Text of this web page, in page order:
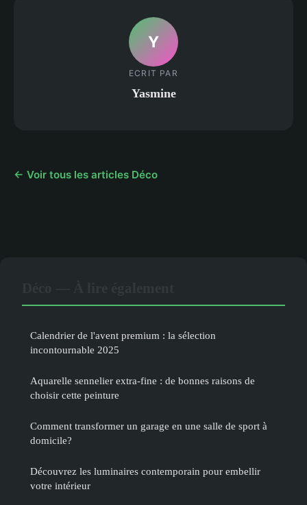
Y
ECRIT PAR
Yasmine
← Voir tous les articles Déco
Calendrier de l'avent premium : la sélection
incontournable 2025
Aquarelle sennelier extra-fine : de bonnes raisons de
choisir cette peinture
Comment transformer un garage en une salle de sport à
domicile?
Découvrez les luminaires contemporain pour embellir
votre intérieur